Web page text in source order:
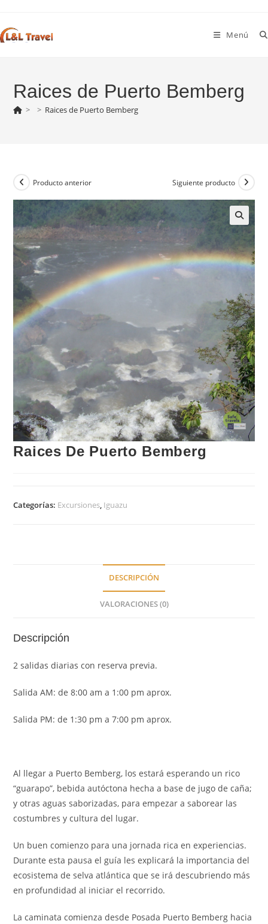
contenido
Menú
Raices de Puerto Bemberg
> > Raices de Puerto Bemberg
Producto anterior Siguiente producto
Raices De Puerto Bemberg
Categorías: Excursiones, Iguazu
DESCRIPCIÓN
VALORACIONES (0)
Descripción
2 salidas diarias con reserva previa.
Salida AM: de 8:00 am a 1:00 pm aprox.
Salida PM: de 1:30 pm a 7:00 pm aprox.
Al llegar a Puerto Bemberg, los estará esperando un rico
“guarapo”, bebida autóctona hecha a base de jugo de caña;
y otras aguas saborizadas, para empezar a saborear las
costumbres y cultura del lugar.
Un buen comienzo para una jornada rica en experiencias.
Durante esta pausa el guía les explicará la importancia del
ecosistema de selva atlántica que se irá descubriendo más
en profundidad al iniciar el recorrido.
La caminata comienza desde Posada Puerto Bemberg hacia